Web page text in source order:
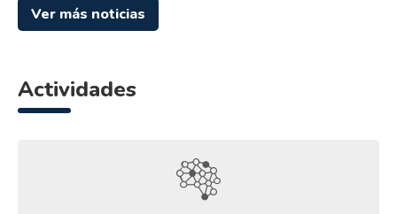
Ver más noticias
Actividades